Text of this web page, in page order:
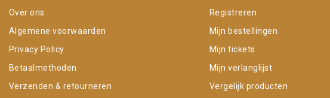
Over ons
Algemene voorwaarden
Privacy Policy
Betaalmethoden
Verzenden & retourneren
Registreren
Mijn bestellingen
Mijn tickets
Mijn verlanglijst
Vergelijk producten